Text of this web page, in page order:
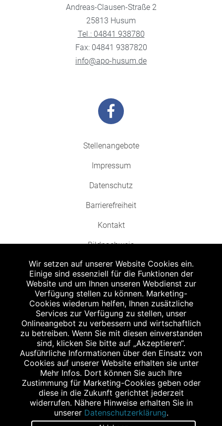
Andreas-Clausen-Straße 2
25813 Husum
Tel.: 04841 938780
Fax: 04841 9387820
info@apo-husum.de
Stellenangebote
Impressum
Datenschutz
Barrierefreiheit
Kontakt
Bildnachweis
Abgabe in haushaltsüblichen Mengen, solange der Vorrat reicht. Für Druck-
und Satzfehler keine Haftung.
Zu Risiken und Nebenwirkungen lesen Sie die Packungsbeilage und fragen
Sie Ihren Arzt oder Apotheker.
Angabe nach der deutschen Arzneimitteltaxe Apothekenerstattungspreis
(AEP). Der AEP ist keine unverbindliche Preisempfehlung der Hersteller. Der
AEP ist ein von den Apotheken in Ansatz gebrachter Preis für rezeptfreie
Arzneimittel. Er entspricht in der Höhe dem für Apotheken verbindlichen
Abgabepreis, zu dem eine Apotheke in bestimmten Fällen (z.B. bei Kindern
unter 12 Jahren) das Produkt mit der gesetzlichen Krankenversicherung
abrechnet. Der AEP ist der allgemeine Erstattungspreis im Falle einer
Kostenübernahme durch die gesetzlichen Krankenkassen, vor Abzug eines
Zwangsrabattes (zur Zeit 5%) nach §130 Abs. 1 SGB V.
Unverbindliche Preisempfehlung des Herstellers (UVP).
Wir setzen auf unserer Website Cookies ein.
Einige sind essenziell für die Funktionen der
Website und um Ihnen unseren Webdienst zur
Verfügung stellen zu können. Marketing-
Cookies wiederum helfen, Ihnen zusätzliche
Services zur Verfügung zu stellen, unser
Onlineangebot zu verbessern und wirtschaftlich
zu betreiben. Wenn Sie mit diesen einverstanden
sind, klicken Sie bitte auf „Akzeptieren“.
Ausführliche Informationen über den Einsatz von
Cookies auf unserer Website erhalten sie unter
Mehr Infos. Dort können Sie auch Ihre
Zustimmung für Marketing-Cookies geben oder
diese in die Zukunft gerichtet jederzeit
widerrufen. Nähere Hinweise erhalten Sie in
unserer Datenschutzerklärung.